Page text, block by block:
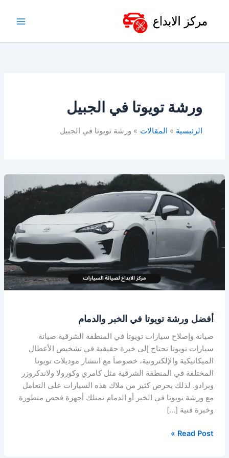
ورشة تويوتا في الجبيل
الرئيسية المقالات ورشة تويوتا في الجبيل
أفضل ورشة تويوتا في الخبر والدمام
صيانة وإصلاح سيارات تويوتا في المنطقة الشرقية صيانة
سيارات تويوتا تحتاج إلى خبرة حقيقية في تشخيص الأعطال
الميكانيكية والإلكترونية، خصوصاً مع انتشار موديلات تويوتا
المختلفة في المنطقة الشرقية مثل كامري وكورولا ولاندكروزر
وبرادو. لذلك يحرص كثير من ملاك هذه السيارات على التعامل
مع ورشة تويوتا في الخبر أو الدمام تمتلك أجهزة فحص متطورة
وخبرة فنية […]
أفضل
في
الخبر
والدمام
Read Post »